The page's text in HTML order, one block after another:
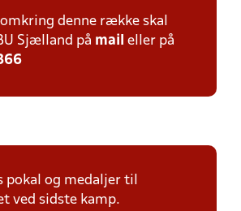
denne række skal
Sjælland på mail eller på
pokal og medaljer til
ved sidste kamp.